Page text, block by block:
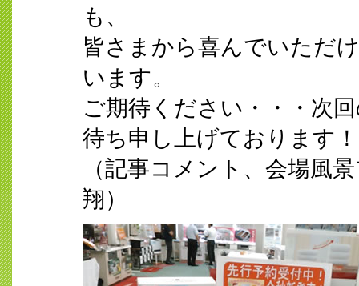
も、
皆さまから喜んでいただ
います。
ご期待ください・・・次
待ち申し上げております！
（記事コメント、会場風
翔）